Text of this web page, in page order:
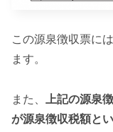
この源泉徴収票に
ます。
また、
上記の源泉
が源泉徴収税額と